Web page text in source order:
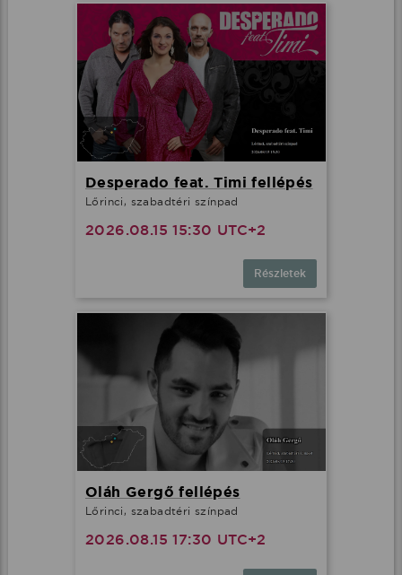
Desperado feat. Timi fellépés
Lőrinci, szabadtéri színpad
2026.08.15 15:30 UTC+2
Részletek
Oláh Gergő fellépés
Lőrinci, szabadtéri színpad
2026.08.15 17:30 UTC+2